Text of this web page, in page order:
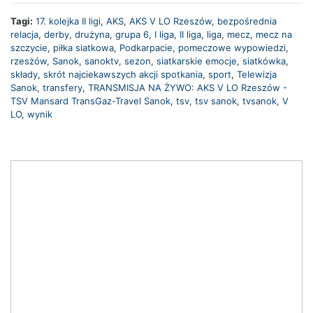
Tagi: 17. kolejka II ligi, AKS, AKS V LO Rzeszów, bezpośrednia
relacja, derby, drużyna, grupa 6, I liga, II liga, liga, mecz, mecz na
szczycie, piłka siatkowa, Podkarpacie, pomeczowe wypowiedzi,
rzesżów, Sanok, sanoktv, sezon, siatkarskie emocje, siatkówka,
składy, skrót najciekawszych akcji spotkania, sport, Telewizja
Sanok, transfery, TRANSMISJA NA ŻYWO: AKS V LO Rzeszów -
TSV Mansard TransGaz-Travel Sanok, tsv, tsv sanok, tvsanok, V
LO, wynik